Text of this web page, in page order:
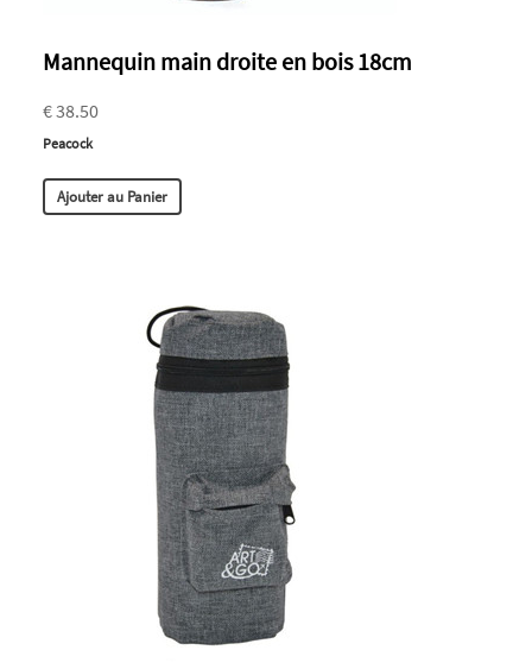
Mannequin main droite en bois 18cm
€ 38.50
Peacock
Ajouter au Panier